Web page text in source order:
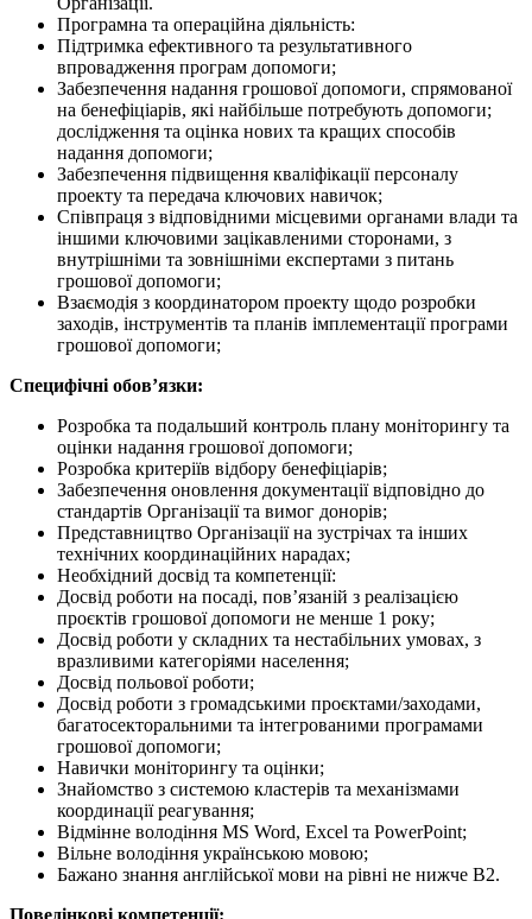
Програмна та операційна діяльність:
Підтримка ефективного та результативного
впровадження програм допомоги;
Забезпечення надання грошової допомоги, спрямованої
на бенефіціарів, які найбільше потребують допомоги;
дослідження та оцінка нових та кращих способів
надання допомоги;
Забезпечення підвищення кваліфікації персоналу
проекту та передача ключових навичок;
Співпраця з відповідними місцевими органами влади та
іншими ключовими зацікавленими сторонами, з
внутрішніми та зовнішніми експертами з питань
грошової допомоги;
Взаємодія з координатором проекту щодо розробки
заходів, інструментів та планів імплементації програми
грошової допомоги;
Специфічні обов’язки:
Розробка та подальший контроль плану моніторингу та
оцінки надання грошової допомоги;
Розробка критеріїв відбору бенефіціарів;
Забезпечення оновлення документації відповідно до
стандартів Організації та вимог донорів;
Представництво Організації на зустрічах та інших
технічних координаційних нарадах;
Необхідний досвід та компетенції:
Досвід роботи на посаді, пов’язаній з реалізацією
проєктів грошової допомоги не менше 1 року;
Досвід роботи у складних та нестабільних умовах, з
вразливими категоріями населення;
Досвід польової роботи;
Досвід роботи з громадськими проєктами/заходами,
багатосекторальними та інтегрованими програмами
грошової допомоги;
Навички моніторингу та оцінки;
Знайомство з системою кластерів та механізмами
координації реагування;
Відмінне володіння MS Word, Excel та PowerPoint;
Вільне володіння українською мовою;
Бажано знання англійської мови на рівні не нижче В2.
Поведінкові компетенції: